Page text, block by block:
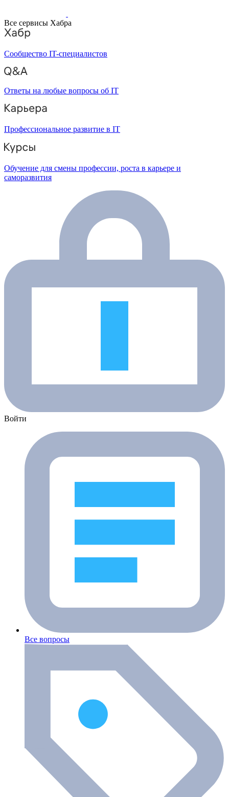
Все сервисы Хабра
Сообщество IT-специалистов
Ответы на любые вопросы об IT
Профессиональное развитие в IT
Обучение для смены профессии, роста в карьере и
саморазвития
Войти
Все вопросы